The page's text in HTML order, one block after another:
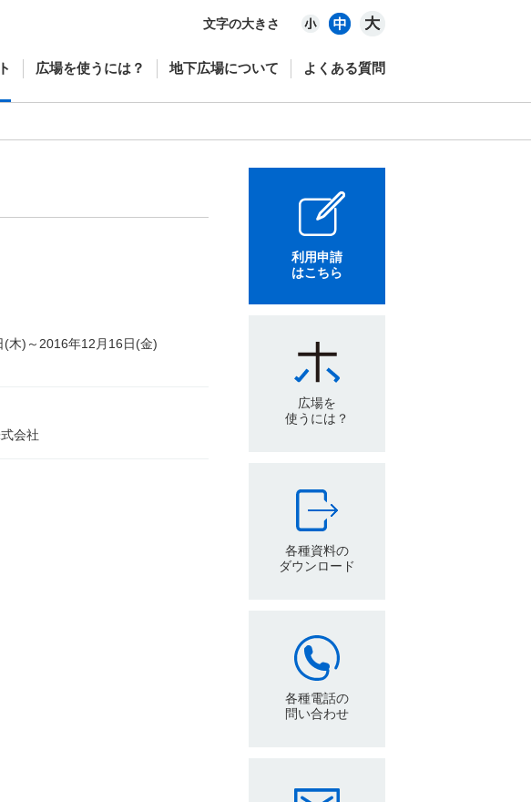
文字の大きさ
広場を使うには？ 地下広場について よくある質問
(木)～2016年12月16日(金)
会社
利用申請
はこちら
広場を
使うには？
各種資料の
ダウンロード
各種電話の
問い合わせ